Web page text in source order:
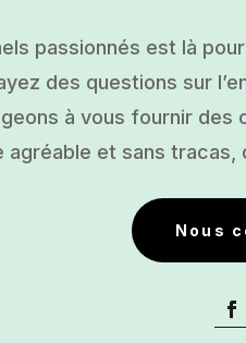
passionnés est là
des questions sur
à vous fournir
et sans tracas,
Nous